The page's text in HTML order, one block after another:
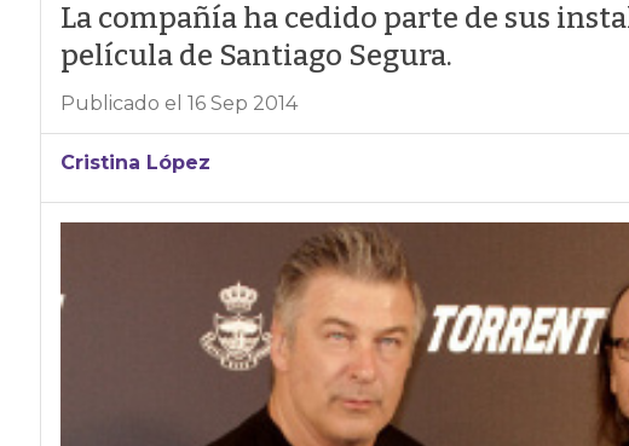
La compañía ha cedido parte de sus
película de Santiago Segura.
Publicado el 16 Sep 2014
Cristina López